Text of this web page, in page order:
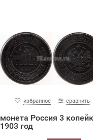
избранное сравнить
монета Россия 3
1903 год